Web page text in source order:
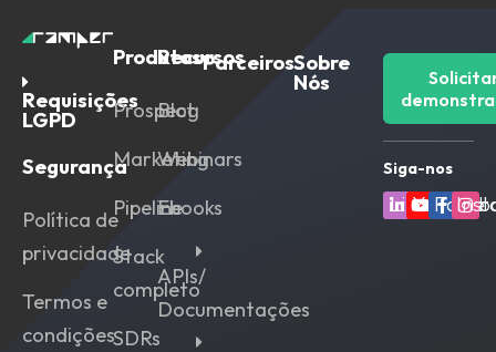
Requisições
LGPD
Segurança
Política de
privacidade
Termos e
condições
Produtos
Prospect
Marketing
Pipeline
Stack
completo
SDRs
Recursos
Blog
Webinars
Ebooks
APIs/
Documentações
ParceirosSobre
Nós
Siga-nos
Linkedin
Youtube